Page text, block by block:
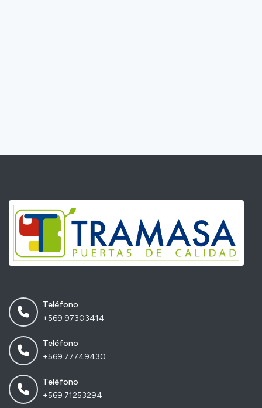
Teléfono
+569 97303414
Teléfono
+569 77749430
Teléfono
+569 71253294